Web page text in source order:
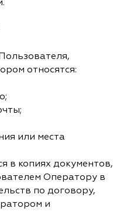
относятся:
или места
в копиях документов,
Оператору в
по договору,
и